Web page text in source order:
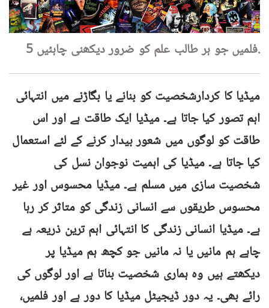
5 فلمیں جو ہر طالب علم کو ضرور دیکھنی چاہئیں.
میڈیا کا کردارشخصیت کو بنانے یا بگاڑنے میں انتہائی
اہم تصور کیا جاتا ہے۔ میڈیا ایک طاقت ہے اور اس
طاقت کو لوگوں میں شعور بیدار کرنے کے لئے استعمال
کیا جاتا ہے۔ میڈیا کی اہمیت نوجوان نسل کی
شخصیت سازی میں مسلم ہے۔ میڈیا محسوس اور غیر
محسوس طریقوں سے انسانی زندگی کو متاثر کر رہا
ہے۔ میڈیا انسانی زندگی کا انتہائی اہم ترین ذریعہ ہے
چاہے ہم مانیں یا نہ مانیں جو کچھ ہم میڈیا پر
دیکھتے ہیں وہ ہماری شخصیت بناتا ہے اور لوگوں کی
رائے بھی۔ یہ دور ڈیجیٹل میڈیا کا دور ہے اور فلمیں،